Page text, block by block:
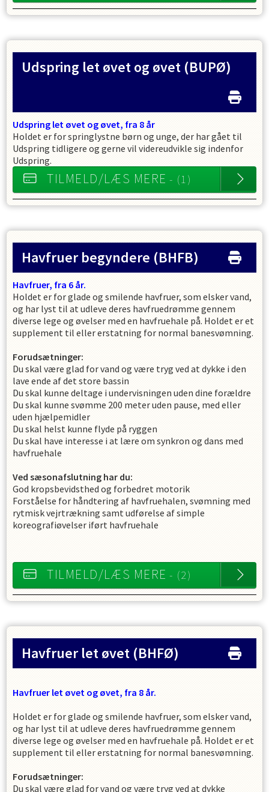
Udspring let øvet og øvet (BUPØ)
Udspring let øvet og øvet, fra 8 år
Holdet er for springlystne børn og unge, der har gået til
Udspring tidligere og gerne vil videreudvikle sig indenfor
Udspring.
TILMELD/LÆS MERE - (1)
Havfruer begyndere (BHFB)
Havfruer, fra 6 år.
Holdet er for glade og smilende havfruer, som elsker vand,
og har lyst til at udleve deres havfruedrømme gennem
diverse lege og øvelser med en havfruehale på. Holdet er et
supplement til eller erstatning for normal banesvømning.
Forudsætninger:
Du skal være glad for vand og være tryg ved at dykke i den
lave ende af det store bassin
Du skal kunne deltage i undervisningen uden dine forældre
Du skal kunne svømme 200 meter uden pause, med eller
uden hjælpemidler
Du skal helst kunne flyde på ryggen
Du skal have interesse i at lære om synkron og dans med
havfruehale
Ved sæsonafslutning har du:
God kropsbevidsthed og forbedret motorik
Forståelse for håndtering af havfruehalen, svømning med
rytmisk vejrtrækning samt udførelse af simple
koreografiøvelser iført havfruehale
TILMELD/LÆS MERE - (2)
Havfruer let øvet (BHFØ)
Havfruer let øvet og øvet, fra 8 år.
Holdet er for glade og smilende havfruer, som elsker vand,
og har lyst til at udleve deres havfruedrømme gennem
diverse lege og øvelser med en havfruehale på. Holdet er et
supplement til eller erstatning for normal banesvømning.
Forudsætninger:
Du skal være glad for vand og være tryg ved at dykke